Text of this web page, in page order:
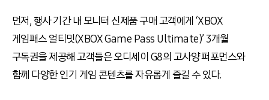
먼저, 행사 기간 내 모니터 신제품 구매 고객에게 ‘XBOX
게임패스 얼티밋(XBOX Game Pass Ultimate)’ 3개월
구독권을 제공해 고객들은 오디세이 G8의 고사양 퍼포먼스와
함께 다양한 인기 게임 콘텐츠를 자유롭게 즐길 수 있다.